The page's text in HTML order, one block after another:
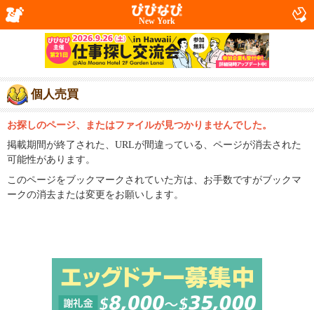
New York
個人売買
お探しのページ、またはファイルが見つかりませんでした。
掲載期間が終了された、URLが間違っている、ページが消去された
可能性があります。
このページをブックマークされていた方は、お手数ですがブックマ
ークの消去または変更をお願いします。